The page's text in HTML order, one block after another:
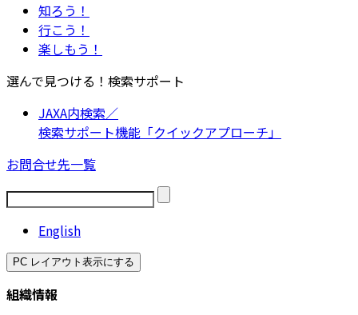
知ろう！
行こう！
楽しもう！
選んで見つける！検索サポート
JAXA内検索／
検索サポート機能「クイックアプローチ」
お問合せ先一覧
English
PC レイアウト表示にする
組織情報